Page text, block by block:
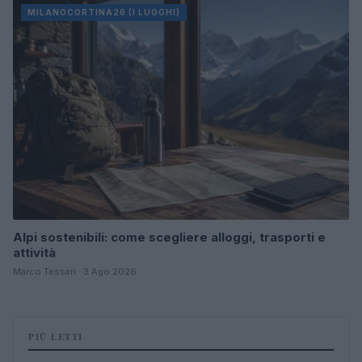
MILANOCORTINA26 (I LUOGHI)
Alpi sostenibili: come scegliere alloggi, trasporti e
attività
Marco Tessari · 3 Ago 2026
PIÙ LETTI